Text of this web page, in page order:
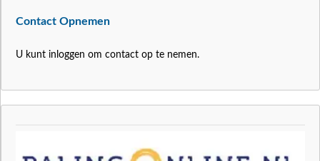
Contact Opnemen
U kunt inloggen om contact op te nemen.